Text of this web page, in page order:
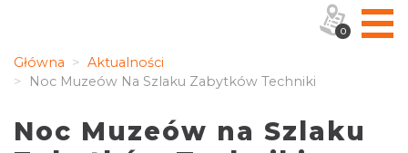
Główna
Aktualności
Noc Muzeów Na Szlaku Zabytków Techniki
Noc Muzeów na Szlaku
0